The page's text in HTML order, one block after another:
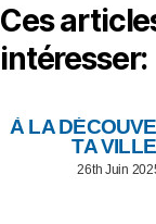
Ces
intéresser:
À LA
TA
26th Juin